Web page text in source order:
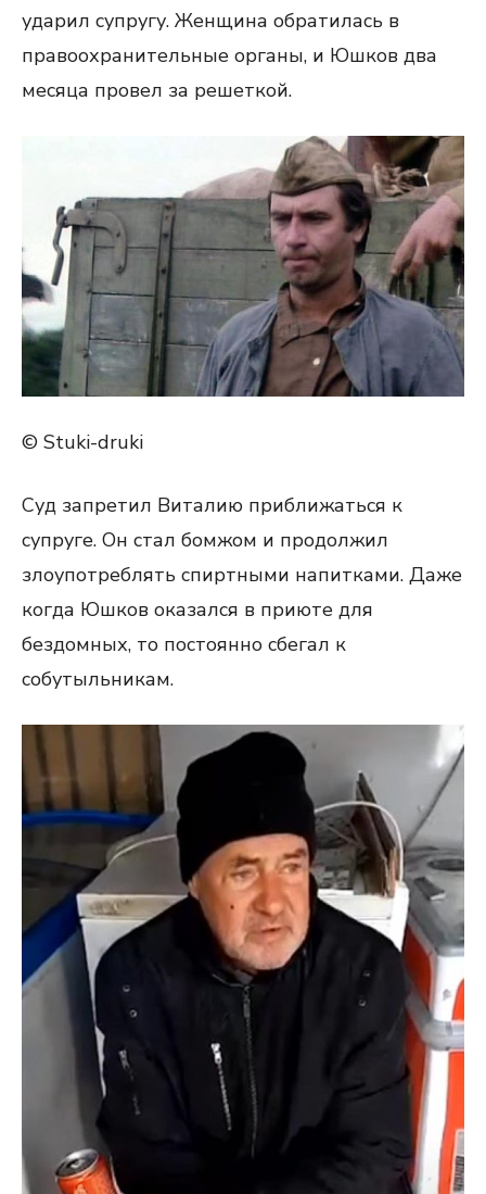
ударил супругу. Женщина обратилась в
правоохранительные органы, и Юшков два
месяца провел за решеткой.
© Stuki-druki
Суд запретил Виталию приближаться к
супруге. Он стал бомжом и продолжил
злоупотреблять спиртными напитками. Даже
когда Юшков оказался в приюте для
бездомных, то постоянно сбегал к
собутыльникам.